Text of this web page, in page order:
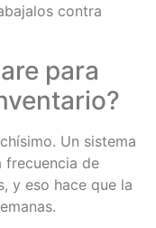
contra
para
Un sistema
frecuencia de
y eso hace que la